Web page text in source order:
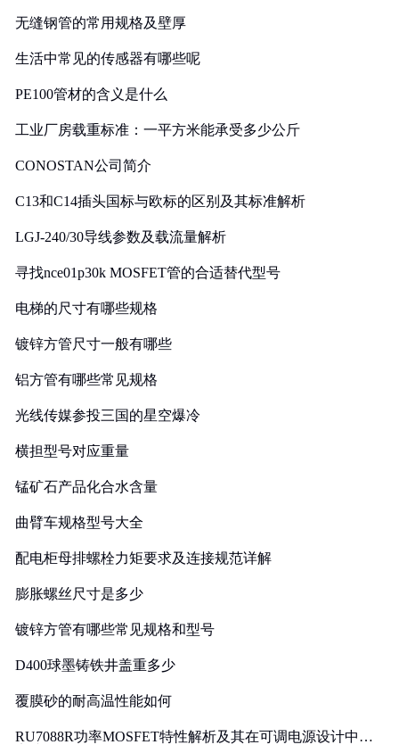
无缝钢管的常用规格及壁厚
生活中常见的传感器有哪些呢
PE100管材的含义是什么
工业厂房载重标准：一平方米能承受多少公斤
CONOSTAN公司简介
C13和C14插头国标与欧标的区别及其标准解析
LGJ-240/30导线参数及载流量解析
寻找nce01p30k MOSFET管的合适替代型号
电梯的尺寸有哪些规格
镀锌方管尺寸一般有哪些
铝方管有哪些常见规格
光线传媒参投三国的星空爆冷
横担型号对应重量
锰矿石产品化合水含量
曲臂车规格型号大全
配电柜母排螺栓力矩要求及连接规范详解
膨胀螺丝尺寸是多少
镀锌方管有哪些常见规格和型号
D400球墨铸铁井盖重多少
覆膜砂的耐高温性能如何
RU7088R功率MOSFET特性解析及其在可调电源设计中的